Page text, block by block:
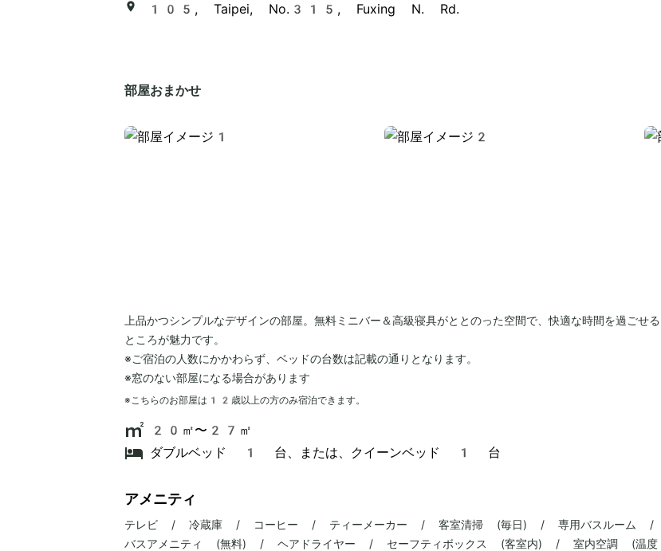
105, Taipei, No.315, Fuxing N. Rd.
部屋おまかせ
上品かつシンプルなデザインの部屋。無料ミニバー＆高級寝具がととのった空間で、快適な時間を過ごせる
ところが魅力です。
※ご宿泊の人数にかかわらず、ベッドの台数は記載の通りとなります。
※窓のない部屋になる場合があります
※こちらのお部屋は 12 歳以上の方のみ宿泊できます。
20㎡〜27㎡
ダブルベッド 1 台、または、クイーンベッド 1 台
アメニティ
テレビ / 冷蔵庫 / コーヒー / ティーメーカー / 客室清掃 (毎日) / 専用バスルーム /
バスアメニティ (無料) / ヘアドライヤー / セーフティボックス (客室内) / 室内空調 (温度